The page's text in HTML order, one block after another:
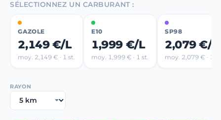
SÉLECTIONNEZ UN CARBURANT :
GAZOLE
2,149 €/L
moy. 2,149 € · 1 st.
E10
1,999 €/L
moy. 1,999 € · 1 st.
SP98
2,079 €/L
moy. 2,079 € · 1
RAYON